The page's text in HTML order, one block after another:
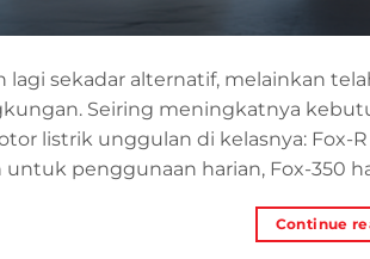
lagi sekadar alternatif, melainkan
Seiring meningkatnya
listrik unggulan di kelasnya: Fox-
untuk penggunaan harian, Fox-350
Continue